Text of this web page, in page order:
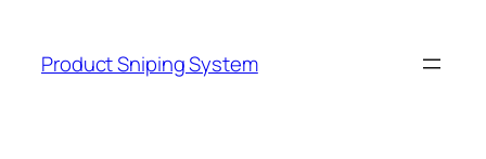
content
Product Sniping System